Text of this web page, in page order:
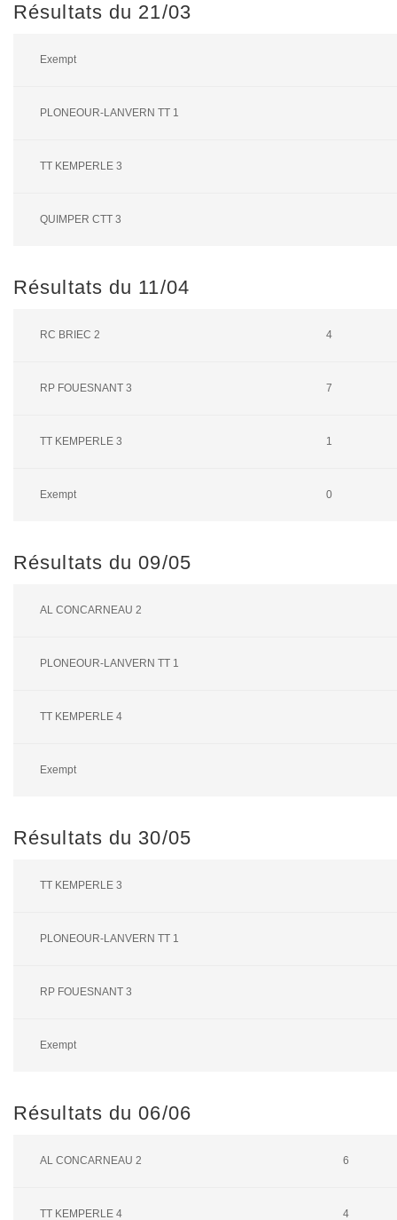
Résultats du 21/03
Exempt
PLONEOUR-LANVERN TT 1
TT KEMPERLE 3
QUIMPER CTT 3
Résultats du 11/04
RC BRIEC 2 4
RP FOUESNANT 3 7
TT KEMPERLE 3 1
Exempt 0
Résultats du 09/05
AL CONCARNEAU 2
PLONEOUR-LANVERN TT 1
TT KEMPERLE 4
Exempt
Résultats du 30/05
TT KEMPERLE 3
PLONEOUR-LANVERN TT 1
RP FOUESNANT 3
Exempt
Résultats du 06/06
AL CONCARNEAU 2 6
TT KEMPERLE 4 4